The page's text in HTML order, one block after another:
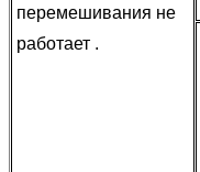
перемешивания не
работает .